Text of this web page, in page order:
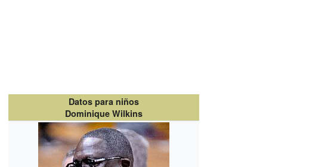
Datos para niños
Dominique Wilkins